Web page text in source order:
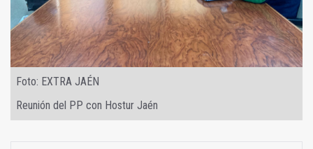
Foto: EXTRA JAÉN
Reunión del PP con Hostur Jaén